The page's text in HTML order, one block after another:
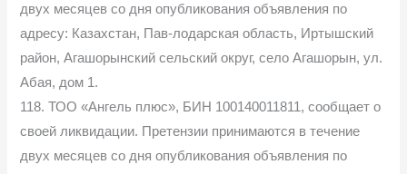
двух месяцев со дня опубликования объявления по
адресу: Казахстан, Пав-лодарская область, Иртышский
район, Агашорынский сельский округ, село Агашорын, ул.
Абая, дом 1.
118. ТОО «Ангель плюс», БИН 100140011811, сообщает о
своей ликвидации. Претензии принимаются в течение
двух месяцев со дня опубликования объявления по